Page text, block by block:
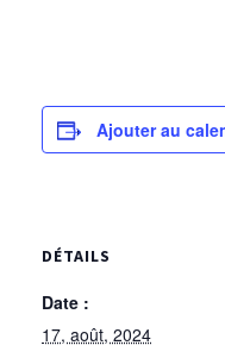
Ajouter au
DÉTAILS
Date :
17, août, 2024